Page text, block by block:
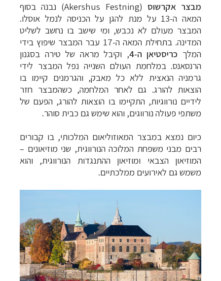
מבצר אקרשוס (
Akershus Festning) נבנה בסוף
המאה ה-13 על מנת להגן על הכניסה לנמל אוסלו.
המבצר מעולם לא נכבש, ומי שישב בו נחשב לשליט
המדינה. בתחילת המאה ה-17 עבר המבצר שיפוץ בידי
המלך כריסטיאן ה-4 , וקיבל מראה של טירה בסגנון
הרנסאנס. במלחמת העולם השנייה נפל המבצר לידי
גרמניה הנאצית ללא כל מאבק, והגרמנים קיימו בו
הוצאות להורג. גם לאחר המלחמה, כשהמבצר חזר
לידיים נורווגיות, התקיימו בו הוצאות להורג, הפעם של
משתפי פעולה נורווגים, והוא שימש גם כבית סוהר.
כיום נמצא במבצר המאוזוליאום המלכותי, בו קבורים
רבים מבני משפחת המלוכה הנורווגית, שני מוזיאונים –
המוזיאון הצבאי ומוזיאון ההתנגדות הנורווגית, והוא
משמש גם לאירועים ממלכתיים.